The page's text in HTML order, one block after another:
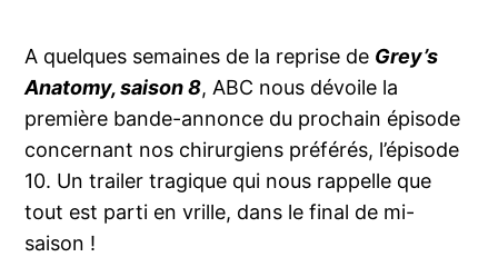
A quelques semaines de la reprise de Grey’s
Anatomy, saison 8, ABC nous dévoile la
première bande-annonce du prochain épisode
concernant nos chirurgiens préférés, l’épisode
10. Un trailer tragique qui nous rappelle que
tout est parti en vrille, dans le final de mi-
saison !